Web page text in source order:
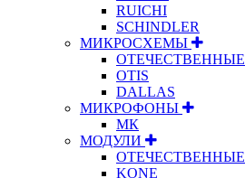
RUICHI
SCHINDLER
МИКРОСХЕМЫ
ОТЕЧЕСТВЕННЫЕ
OTIS
DALLAS
МИКРОФОНЫ
МК
МОДУЛИ
ОТЕЧЕСТВЕННЫЕ
KONE